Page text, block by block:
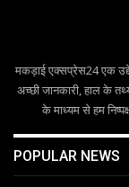
मकड़ाई एक्सप्रेस24 एक
अच्छी जानकारी, हाल के
के माध्यम से हम
POPULAR NEWS